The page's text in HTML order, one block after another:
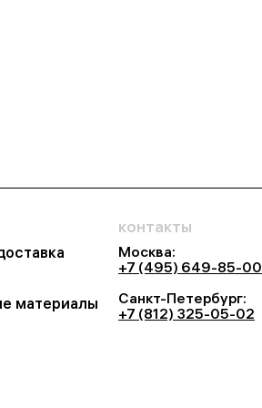
материалы
контакты
Москва:
+7 (495) 649-85-00
Санкт-Петербург:
+7 (812) 325-05-02